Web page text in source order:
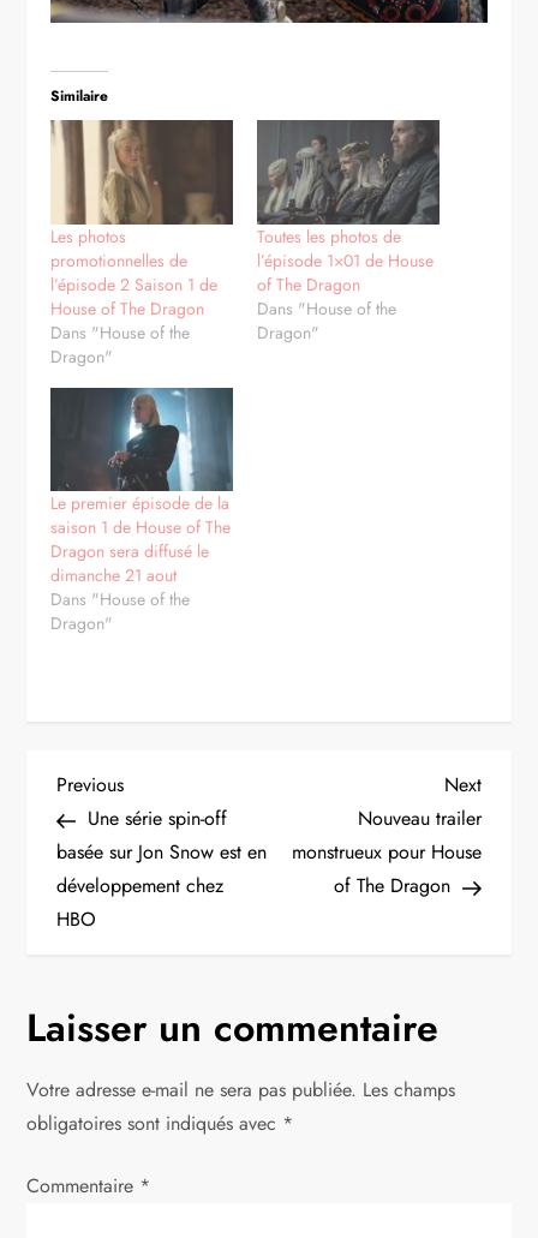
Similaire
Les photos
promotionnelles de
l’épisode 2 Saison 1 de
House of The Dragon
Dans "House of the
Dragon"
Toutes les photos de
l’épisode 1×01 de House
of The Dragon
Dans "House of the
Dragon"
Le premier épisode de la
saison 1 de House of The
Dragon sera diffusé le
dimanche 21 aout
Dans "House of the
Dragon"
N
a
v
g
a
t
i
Previous
Post
Previous
Une série spin-off
basée sur Jon Snow est en
développement chez
HBO
Next
Post
Next
Nouveau trailer
monstrueux pour House
of The Dragon
Laisser un commentaire
Votre adresse e-mail ne sera pas publiée. Les champs
obligatoires sont indiqués avec *
Commentaire *